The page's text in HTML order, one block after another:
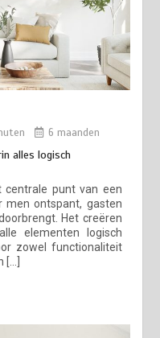
6 maanden
alles logisch
centrale punt van een
men ontspant, gasten
Het creëren
elementen logisch
zowel functionaliteit